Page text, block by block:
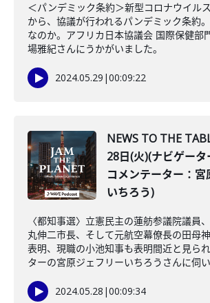
＜パンデミック条約＞新型コロナウイル
から、協議が行われるパンデミック条約
なのか。アフリカ日本協議会 国際保健部
場雅紀さんにうかがいました。
2024.05.29 |00:09:22
NEWS TO THE
28日(火)(ナビゲー
コメンテーター：宮
いちろう)
〈都知事選〉立憲民主の蓮舫参議院議員
丸伸二市長、そして元航空幕僚長の田母
表明、現職の小池知事も表明間近と見ら
ターの宮原ジェフリーいちろうさんに伺い
2024.05.28 |00:09:34